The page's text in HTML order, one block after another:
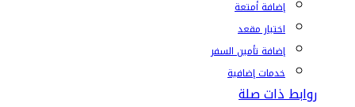
إضافة أمتعة
اختيار مقعد
إضافة تأمين السفر
خدمات إضافية
روابط ذات صلة